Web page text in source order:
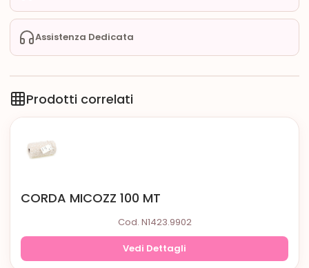
Assistenza Dedicata
Prodotti correlati
CORDA MICOZZ 100 MT
Cod. N1423.9902
Vedi Dettagli